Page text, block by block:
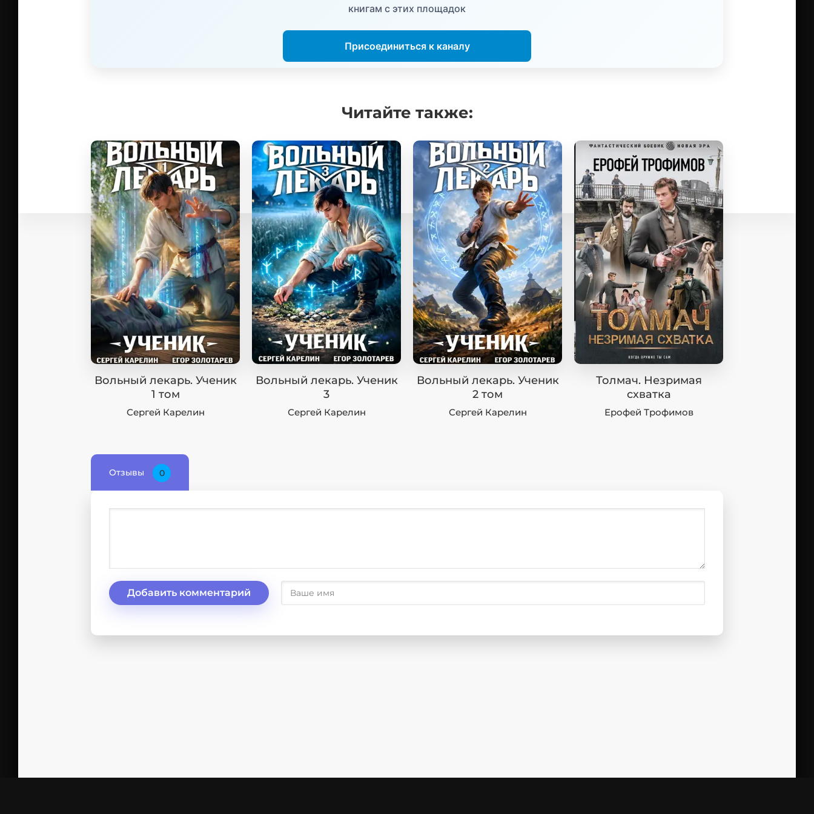
книгам с этих площадок
Присоединиться к каналу
Читайте также:
Вольный лекарь. Ученик
1 том
Сергей Карелин
Вольный лекарь. Ученик
3
Сергей Карелин
Вольный лекарь. Ученик
2 том
Сергей Карелин
Толмач. Незримая
схватка
Ерофей Трофимов
Отзывы 0
Добавить комментарий